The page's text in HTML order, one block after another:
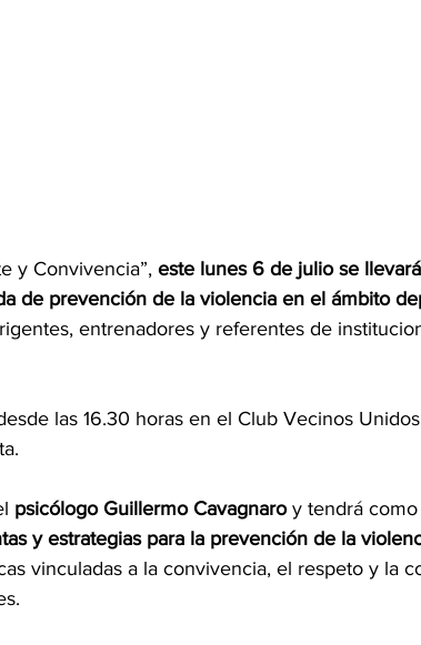
y Convivencia”, este lunes 6 de julio se
de prevención de la violencia en el ámbito
entrenadores y referentes de
las 16.30 horas en el Club Vecinos
psicólogo Guillermo Cavagnaro y tendrá
y estrategias para la prevención de la
vinculadas a la convivencia, el respeto y la